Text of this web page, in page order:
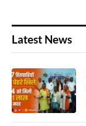
Latest News